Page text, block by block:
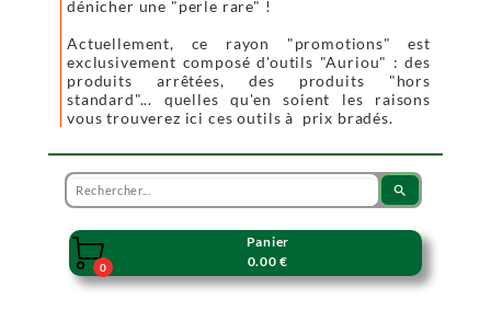
dénicher une "perle rare" !
Actuellement, ce rayon "promotions" est
exclusivement composé d'outils "Auriou" : des
produits arrêtées, des produits "hors
standard"... quelles qu'en soient les raisons
vous trouverez ici ces outils à prix bradés.
search

0
Panier
0.00 €